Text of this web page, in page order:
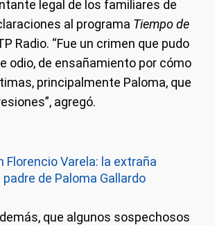
legal de los familiares de
al programa Tiempo de
Radio. “Fue un crimen que pudo
odio, de ensañamiento por cómo
principalmente Paloma, que
agregó.
Florencio Varela: la extraña
de Paloma Gallardo
que algunos sospechosos